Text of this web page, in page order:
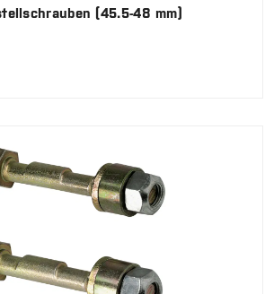
(45.5-48 mm)